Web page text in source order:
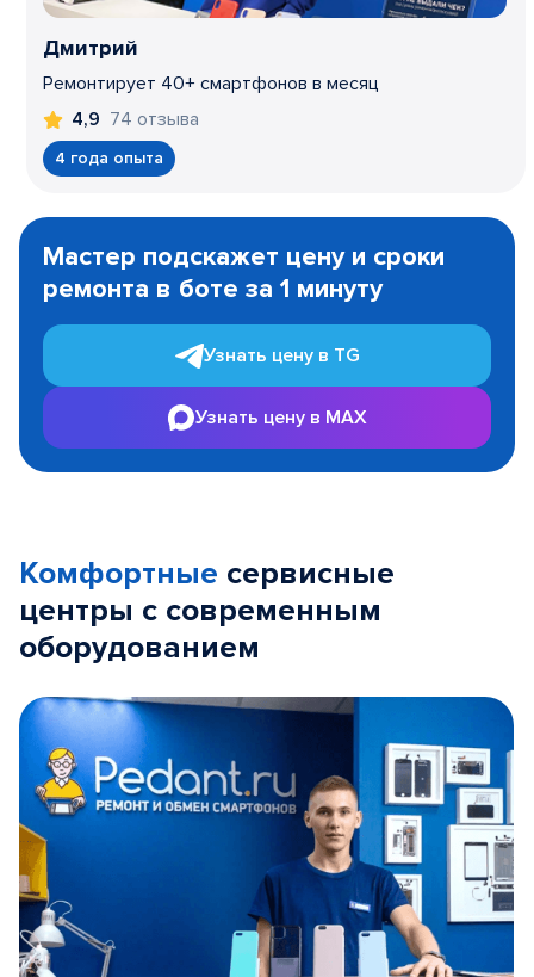
Дмитрий
Ремонтирует 40+ смартфонов в месяц
4,9 74 отзыва
4 года опыта
1
Мастер подскажет цену и сроки
ремонта в боте за 1 минуту
Узнать цену в TG
Узнать цену в MAX
Комфортные сервисные
центры с современным
оборудованием